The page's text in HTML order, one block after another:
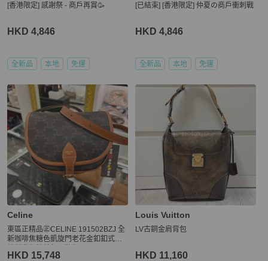
[香港限定] 感謝祭 - 商戶再賞🥳
HKD 4,846
全新品 本地 免運
[已結束] [香港限定] 仲夏の商戶衝刺戰
HKD 4,846
全新品 本地 免運
Celine
東區正精品㊣CELINE 191502BZJ 全
新咖啡焦糖色凱旋門老花金釦釦式翻
HKD 15,748
Louis Vuitton
LV古銅金肩背包
HKD 11,160